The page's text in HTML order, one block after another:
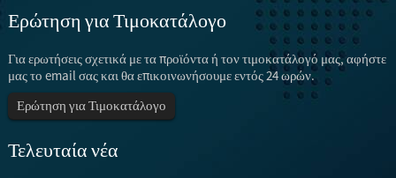
Ερώτηση για Τιμοκατάλογο
Για ερωτήσεις σχετικά με τα προϊόντα ή τον τιμοκατάλογό μας, αφήστε
μας το email σας και θα επικοινωνήσουμε εντός 24 ωρών.
Ερώτηση για Τιμοκατάλογο
Τελευταία νέα